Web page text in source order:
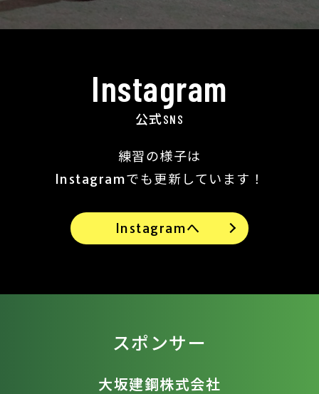
Instagram
公式SNS
練習の様子は
Instagramでも更新しています！
Instagramへ
スポンサー
大坂建鋼株式会社